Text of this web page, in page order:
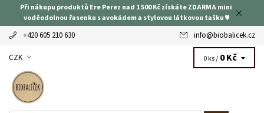
Při nákupu produktů Ere Perez nad 1 500 Kč získáte ZDARMA mini
voděodolnou řasenku s avokádem a stylovou látkovou tašku ♥
+420 605 210 630 info@biobalicek.cz
CZK 0 ks / 0 Kč